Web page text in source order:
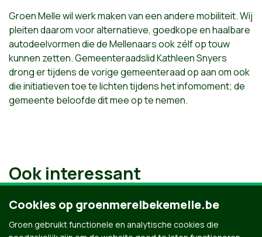
Groen Melle wil werk maken van een andere mobiliteit. Wij
pleiten daarom voor alternatieve, goedkope en haalbare
autodeelvormen die de Mellenaars ook zélf op touw
kunnen zetten. Gemeenteraadslid Kathleen Snyers
drong er tijdens de vorige gemeenteraad op aan om ook
die initiatieven toe te lichten tijdens het infomoment; de
gemeente beloofde dit mee op te nemen.
Ook interessant
Cookies op groenmerelbekemelle.be
Groen gebruikt functionele en analytische cookies die